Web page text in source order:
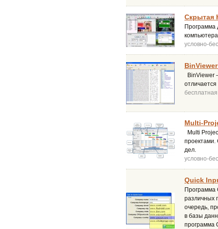
Скрытая
Программа
условно-
BinViewer
бесплатная
Multi-
Multi
проектами.
дел.
условно-
Quick
Программа
различных
очередь,
в базы
программа